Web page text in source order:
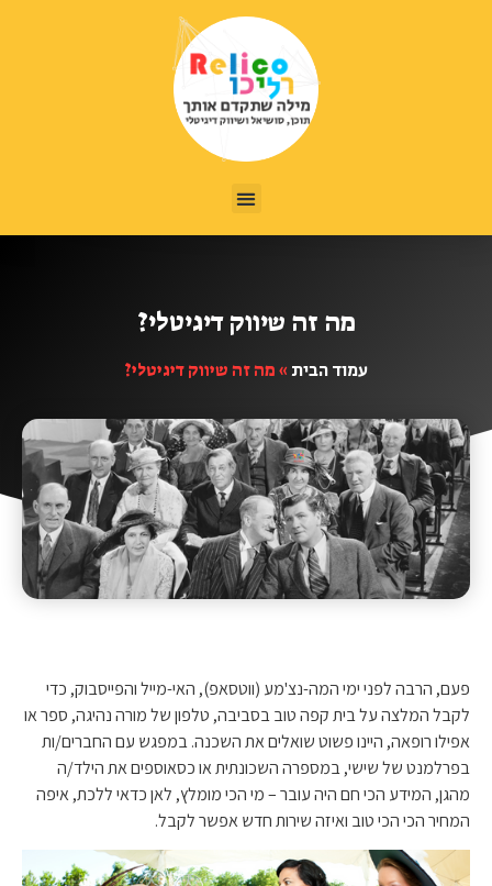
מה זה שיווק דיגיטלי?
עמוד הבית»מה זה שיווק דיגיטלי?
פעם, הרבה לפני ימי המה-נצ'מע (ווטסאפ), האי-מייל והפייסבוק, כדי
לקבל המלצה על בית קפה טוב בסביבה, טלפון של מורה נהיגה, ספר או
אפילו רופאה, היינו פשוט שואלים את השכנה. במפגש עם החברים/ות
בפרלמנט של שישי, במספרה השכונתית או כסאוספים את הילד/ה
מהגן, המידע הכי חם היה עובר – מי הכי מומלץ, לאן כדאי ללכת, איפה
המחיר הכי הכי טוב ואיזה שירות חדש אפשר לקבל.